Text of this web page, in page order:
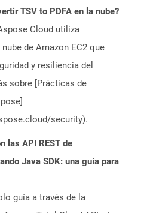
TSV to PDFA en la nube?
Cloud utiliza
de Amazon EC2 que
y resiliencia del
sobre [Prácticas de
security).
las API REST de
Java SDK: una guía para
guía a través de la